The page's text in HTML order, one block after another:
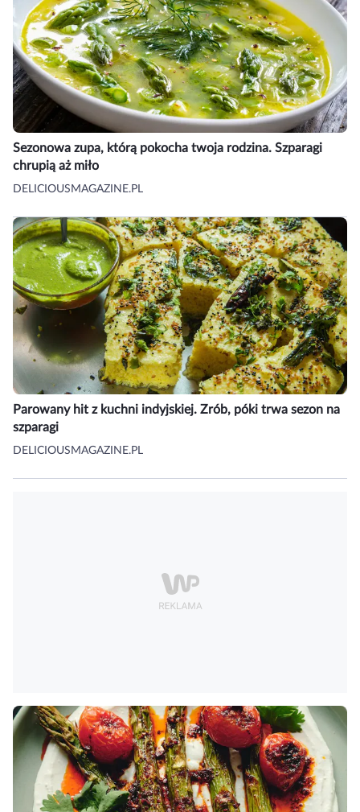
Sezonowa zupa, którą pokocha twoja rodzina. Szparagi
chrupią aż miło
DELICIOUSMAGAZINE.PL
Parowany hit z kuchni indyjskiej. Zrób, póki trwa sezon na
szparagi
DELICIOUSMAGAZINE.PL